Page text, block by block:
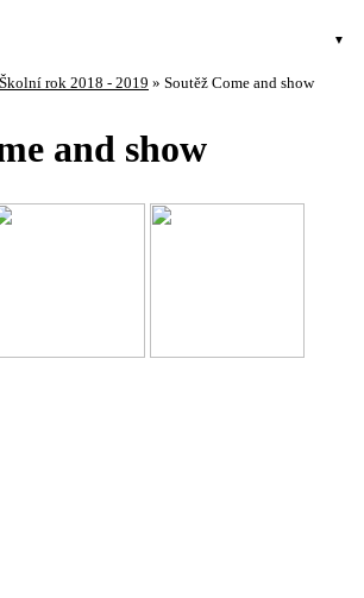
Školní rok 2018 - 2019 » Soutěž Come and show
and show